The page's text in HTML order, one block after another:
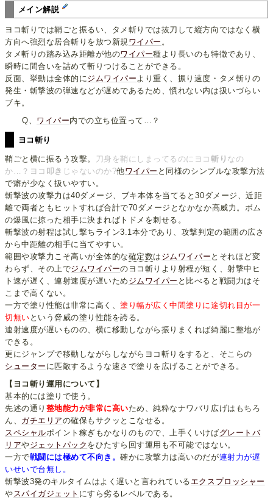
メイン解説
ヨコ斬りでは鞘ごと振るい、タメ斬りでは抜刀して縦方向ではなく横
方向へ強烈な居合斬りを放つ新規 ワイパー 。
タメ斬りの踏み込み距離が他のワイパー種より長いのも特徴であり、
瞬時に間合いを詰めて斬りつけることができる。
反面、挙動は全体的に ジムワイパー より重く、振り速度・タメ斬りの
発生・斬撃波の弾速などが遅めであるため、慣れない内は扱いづらい
ブキ。
Q、 ワイパー内での立ち位置って…？
ヨコ斬り
鞘ごと横に振るう攻撃。 刀身を鞘にしまってるのにヨコ 斬り なの
か…？ヨコ 叩き じゃないのか?他ワイパー と同様のシンプルな攻撃方法
で癖が少なく扱いやすい。
斬撃波の攻撃力は40ダメージ、ブキ本体を当てると30ダメージ、近距
離で両者ともヒットすれば合計で70ダメージとなかなか高威力。ボム
の爆風に掠った相手に決まればトドメを刺せる。
斬撃波の射程は試し撃ちライン3.1本分であり、攻撃判定の範囲の広さ
から中距離の相手に当てやすい。
範囲や攻撃力こそ高いが全体的な確定数は ジムワイパー とそれほど変
わらず、その上でジムワイパーのヨコ斬りより射程が短く、射撃中ヒ
ト速が遅く、連射速度が遅いため ジムワイパー と比べると戦闘力はそ
こまで高くない。
一方で塗り性能は非常に高く、塗り幅が広く中間塗りに途切れ目が一
切無い という脅威の塗り性能を誇る。
連射速度が遅いものの、横に移動しながら振りまくれば綺麗に整地が
できる。
更にジャンプで移動しながらしながらヨコ斬りをすると、そこらの
シューター に匹敵するような速さで塗りを広げることができる。
【ヨコ斬り運用について】
基本的には塗りで使う。
先述の通り 整地能力が非常に高いため、純粋なナワバリ広げはもちろ
ん、 ガチエリアの確保もサクッとこなせる。
スペシャルポイント稼ぎもかなりのもので、上手くいけばグレートバ
リアやジェットパック をひたすら回す運用も不可能ではない。
一方で戦闘には極めて不向き。確かに攻撃力は高いのだが連射力が遅
いせいで台無し。
斬撃波3発のキルタイムはよく遅いと言われている エクスプロッシャー
や スパイガジェット にすら劣るレベルである。